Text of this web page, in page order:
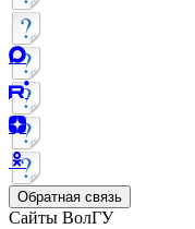
Обратная связь
Сайты ВолГУ